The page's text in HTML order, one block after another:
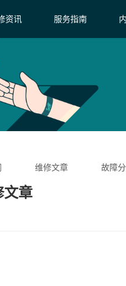
资讯 服务指南
维修文章 故障
文章